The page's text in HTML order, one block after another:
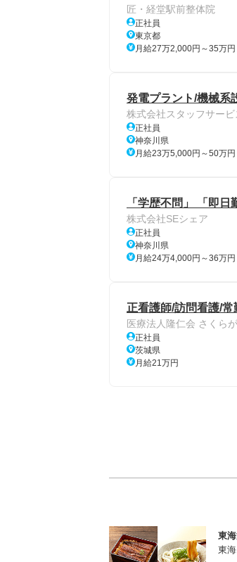
匠・経堂駅前整体院
正社員
東京都
月給27万2,000円～35万円
発電プラント/機械系
株式会社スタッフサービ
正社員
神奈川県
月給23万5,000円～50万円
「学歴不問」 「即
株式会社SEシェア
正社員
神奈川県
月給24万4,000円～36万円
正看護師/訪問看護/
医療法人隆仁会 さくら
正社員
茨城県
月給21万円
東
東